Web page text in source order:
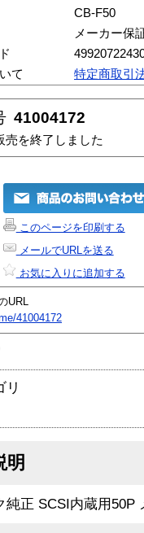
CB-F50
メーカー保
て
特定商取引
41004172
売を終了しました
このページを印刷する
メールでURLを送る
お気に入りに追加する
URL
41004172
リ
明
純正 SCSI内蔵用50P